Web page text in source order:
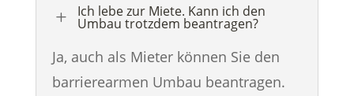
L Ich lebe zur Miete. Kann ich den
Umbau trotzdem beantragen?
Ja, auch als Mieter können Sie den
barrierearmen Umbau beantragen.